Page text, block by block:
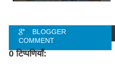
BLOGGER
COMMENT
0 टिप्पणियाँ: